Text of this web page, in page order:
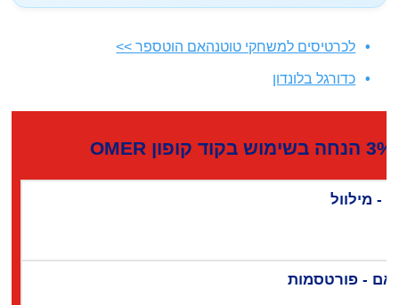
לכרטיסים למשחקי טוטנהאם הוטספר >>
כדורגל בלונדון